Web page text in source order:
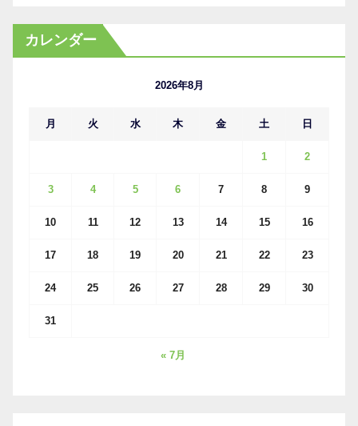
カ
イ
カレンダー
2026年8月
月 火 水 木 金 土 日
1 2
3 4 5 6 7 8 9
10 11 12 13 14 15 16
17 18 19 20 21 22 23
24 25 26 27 28 29 30
31
« 7月